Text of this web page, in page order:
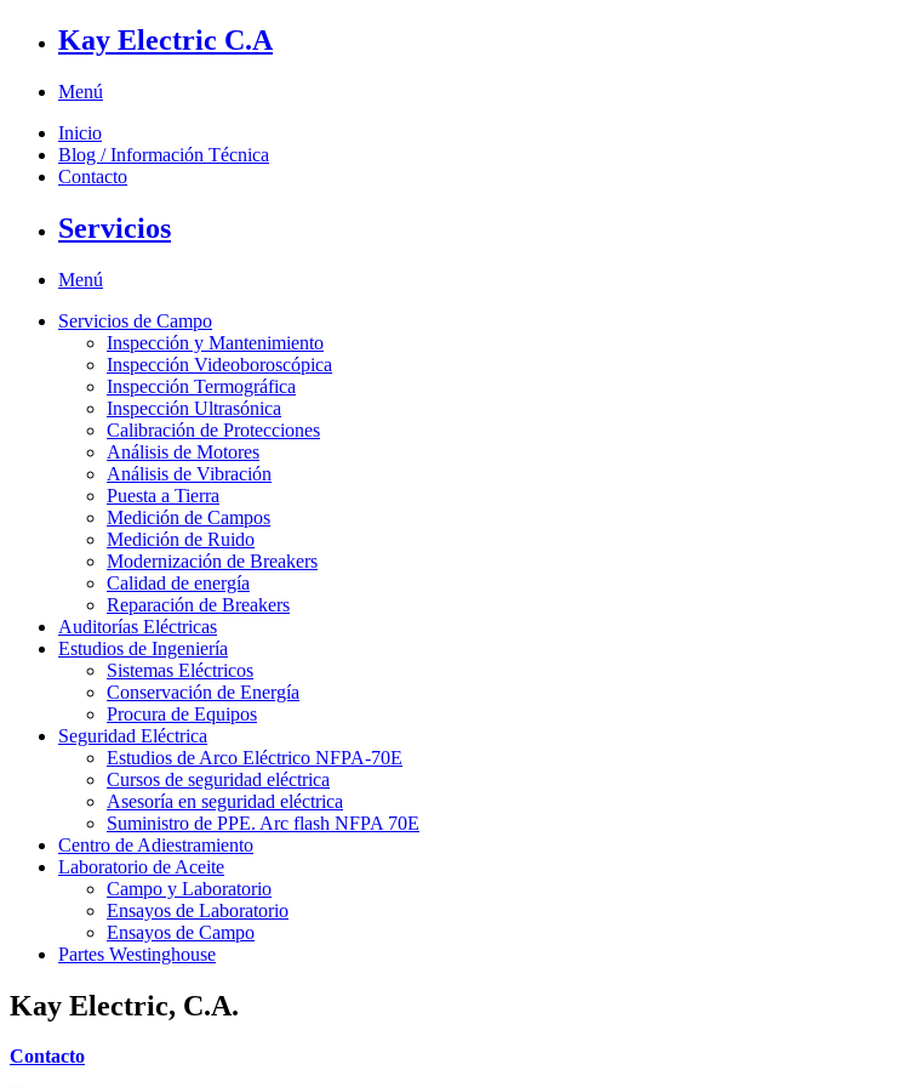
Kay Electric C.A
Menú
Inicio
Blog / Información Técnica
Contacto
Servicios
Menú
Servicios de Campo
Inspección y Mantenimiento
Inspección Videoboroscópica
Inspección Termográfica
Inspección Ultrasónica
Calibración de Protecciones
Análisis de Motores
Análisis de Vibración
Puesta a Tierra
Medición de Campos
Medición de Ruido
Modernización de Breakers
Calidad de energía
Reparación de Breakers
Auditorías Eléctricas
Estudios de Ingeniería
Sistemas Eléctricos
Conservación de Energía
Procura de Equipos
Seguridad Eléctrica
Estudios de Arco Eléctrico NFPA-70E
Cursos de seguridad eléctrica
Asesoría en seguridad eléctrica
Suministro de PPE. Arc flash NFPA 70E
Centro de Adiestramiento
Laboratorio de Aceite
Campo y Laboratorio
Ensayos de Laboratorio
Ensayos de Campo
Partes Westinghouse
Kay Electric, C.A.
Contacto